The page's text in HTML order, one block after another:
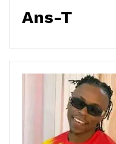
Ans-T